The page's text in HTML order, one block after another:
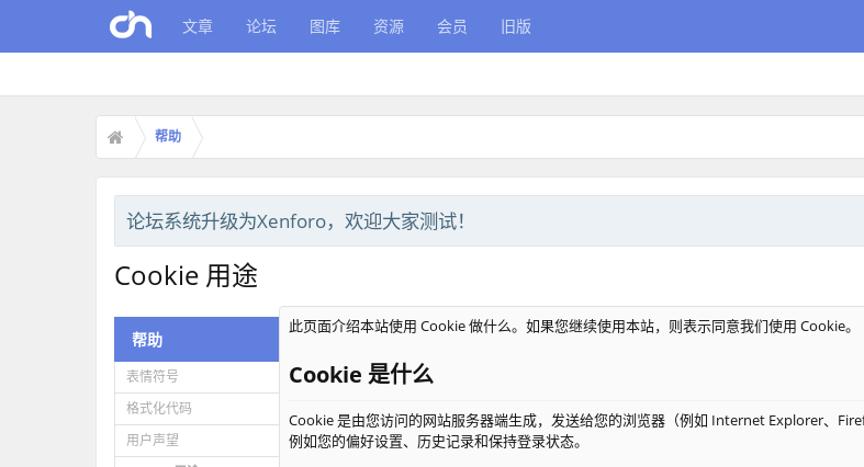
文章 论坛 图库 资源 会员 旧版
帮助
论坛系统升级为Xenforo，欢迎大家测试！
Cookie 用途
帮助
表情符号
格式化代码
用户声望
此页面介绍本站使用 Cookie 做什么。如果您继续使用本站，则表示同意我们使用 Cookie。
Cookie 是什么
Cookie 是由您访问的网站服务器端生成，发送给您的浏览器（例如 Internet Explorer、
例如您的偏好设置、历史记录和保持登录状态。